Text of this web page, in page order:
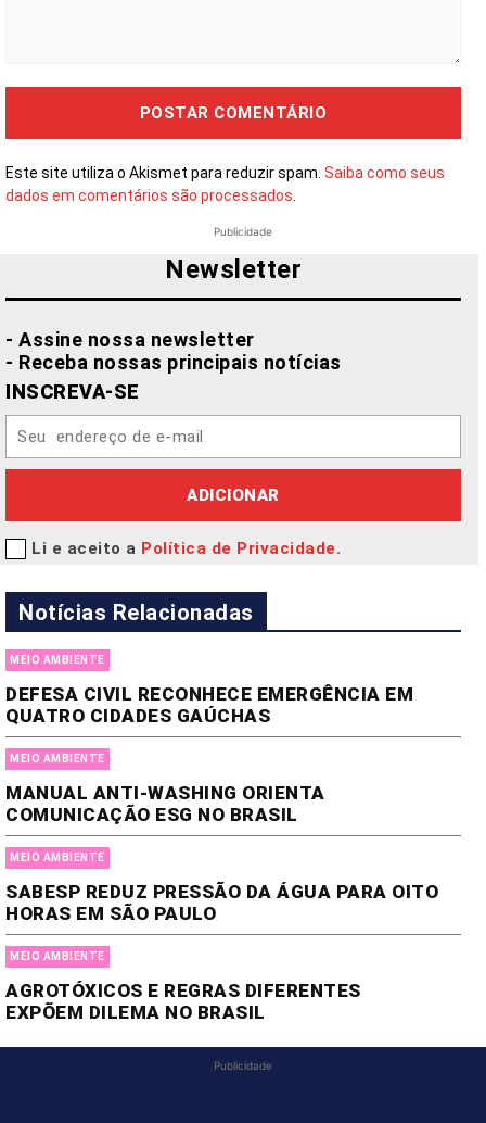
Este site utiliza o Akismet para reduzir spam. Saiba como seus
dados em comentários são processados.
Publicidade
Newsletter
- Assine nossa newsletter
- Receba nossas principais notícias
INSCREVA-SE
ADICIONAR
Li e aceito a Política de Privacidade.
Notícias Relacionadas
MEIO AMBIENTE
DEFESA CIVIL RECONHECE EMERGÊNCIA EM
QUATRO CIDADES GAÚCHAS
MEIO AMBIENTE
MANUAL ANTI-WASHING ORIENTA
COMUNICAÇÃO ESG NO BRASIL
MEIO AMBIENTE
SABESP REDUZ PRESSÃO DA ÁGUA PARA OITO
HORAS EM SÃO PAULO
MEIO AMBIENTE
AGROTÓXICOS E REGRAS DIFERENTES
EXPÕEM DILEMA NO BRASIL
Publicidade